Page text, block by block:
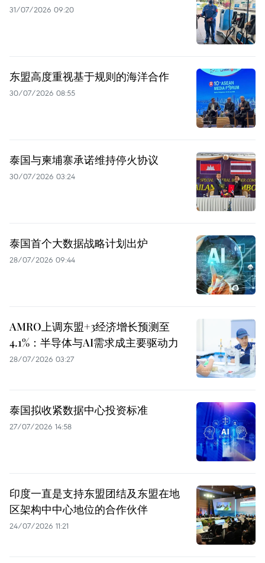
31/07/2026 09:20
东盟高度重视基于规则的海洋合作
30/07/2026 08:55
泰国与柬埔寨承诺维持停火协议
30/07/2026 03:24
泰国首个大数据战略计划出炉
28/07/2026 09:44
AMRO上调东盟+3经济增长预测至
4.1%：半导体与AI需求成主要驱动力
28/07/2026 03:27
泰国拟收紧数据中心投资标准
27/07/2026 14:58
印度一直是支持东盟团结及东盟在地
区架构中中心地位的合作伙伴
24/07/2026 11:21